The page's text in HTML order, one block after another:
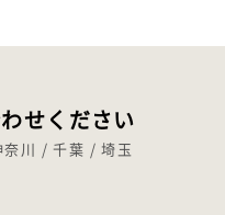
せください
奈川 / 千葉 / 埼玉